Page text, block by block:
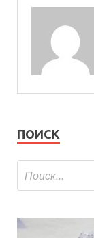
ПОИСК